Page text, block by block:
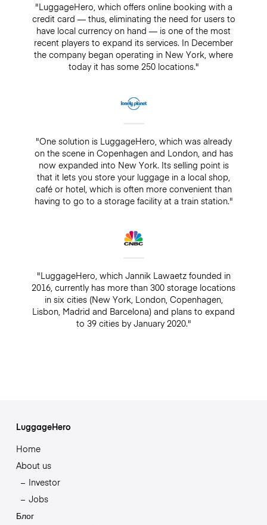
"LuggageHero, which offers online booking with a
credit card — thus, eliminating the need for users to
have local currency on hand — is one of the most
recent players to expand its services. In December
the company began operating in New York, where
today it has some 250 locations."
"One solution is LuggageHero, which was already
on the scene in Copenhagen and London, and has
now expanded into New York. Its selling point is
that it lets you store your luggage in a local shop,
café or hotel, which is often more convenient than
having to go to a storage facility at a train station."
"LuggageHero, which Jannik Lawaetz founded in
2016, currently has more than 300 storage locations
in six cities (New York, London, Copenhagen,
Lisbon, Madrid and Barcelona) and plans to expand
to 39 cities by January 2020."
LuggageHero
Home
About us
Investor
Jobs
Блог